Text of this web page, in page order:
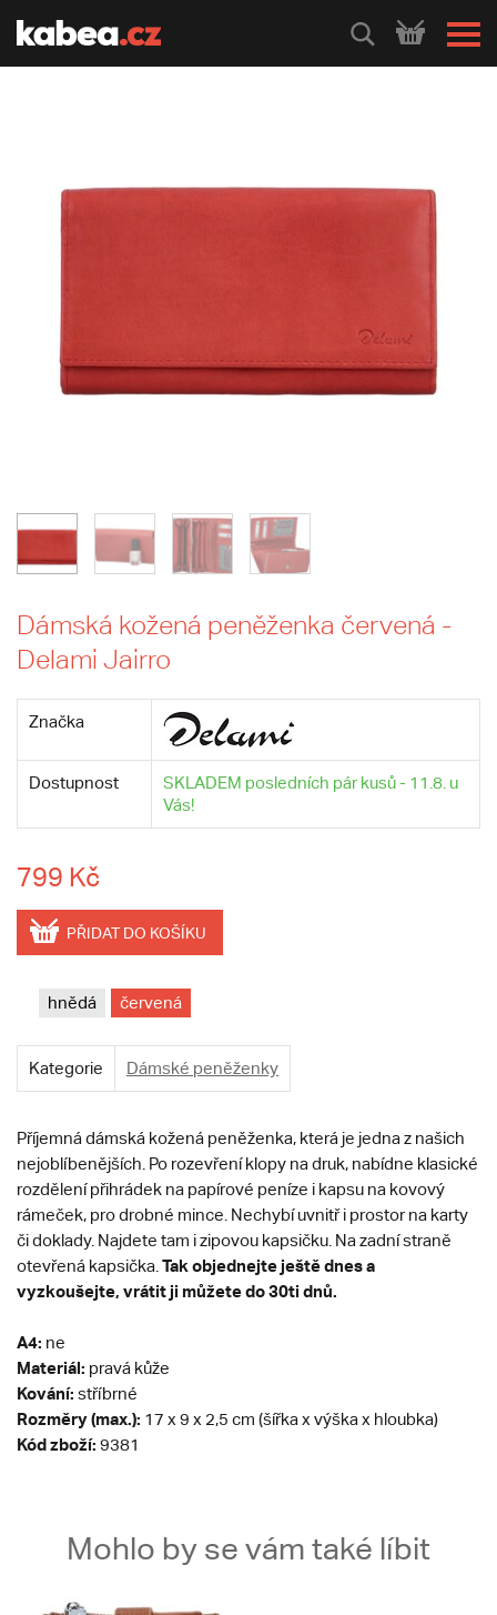
HLEDEJ
Dámská kožená peněženka červená -
Delami Jairro
Značka
Dostupnost
SKLADEM posledních pár kusů - 11.8. u
Vás!
799 Kč
PŘIDAT DO KOŠÍKU
hnědá červená
Kategorie Dámské peněženky
Příjemná dámská kožená peněženka, která je jedna z našich
nejoblíbenějších. Po rozevření klopy na druk, nabídne klasické
rozdělení přihrádek na papírové peníze i kapsu na kovový
rámeček, pro drobné mince. Nechybí uvnitř i prostor na karty
či doklady. Najdete tam i zipovou kapsičku. Na zadní straně
otevřená kapsička. Tak objednejte ještě dnes a
vyzkoušejte, vrátit ji můžete do 30ti dnů.
A4: ne
Materiál: pravá kůže
Kování: stříbrné
Rozměry (max.): 17 x 9 x 2,5 cm (šířka x výška x hloubka)
Kód zboží: 9381
Mohlo by se vám také líbit